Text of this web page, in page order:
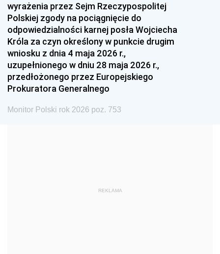
1990 1989
1987 1986 1985
1984 1983
1981 1980 1979
1978 1977
1975 1974
1959
wyrażenia przez Sejm Rzeczypospolitej
Polskiej zgody na pociągnięcie do
odpowiedzialności karnej posła Wojciecha
Króla za czyn określony w punkcie drugim
wniosku z dnia 4 maja 2026 r.,
uzupełnionego w dniu 28 maja 2026 r.,
przedłożonego przez Europejskiego
Prokuratora Generalnego
Monitor Polski rok 2026 poz. 753
REKLAMA